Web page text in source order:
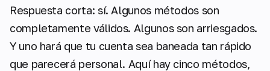
Respuesta corta: sí. Algunos métodos son
completamente válidos. Algunos son arriesgados.
Y uno hará que tu cuenta sea baneada tan rápido
que parecerá personal. Aquí hay cinco métodos,